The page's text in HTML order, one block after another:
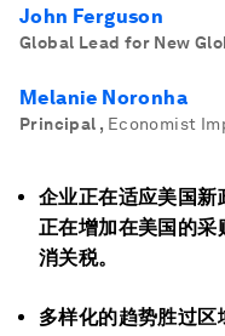
John Ferguson
Global Lead for New
Melanie Noronha
Principal , Economist
企业正在适应美国
正在增加在美国的
消关税。
多样化的趋势胜过